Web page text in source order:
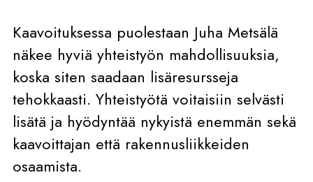
Kaavoituksessa puolestaan Juha Metsälä
näkee hyviä yhteistyön mahdollisuuksia,
koska siten saadaan lisäresursseja
tehokkaasti. Yhteistyötä voitaisiin selvästi
lisätä ja hyödyntää nykyistä enemmän sekä
kaavoittajan että rakennusliikkeiden
osaamista.